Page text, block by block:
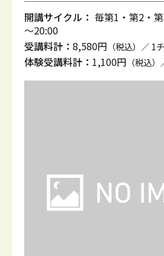
開講サイクル： 毎第1・第2・
～20:00
受講料計： 8,580円 （税込）／ 1
体験受講料計： 1,100円 （税込